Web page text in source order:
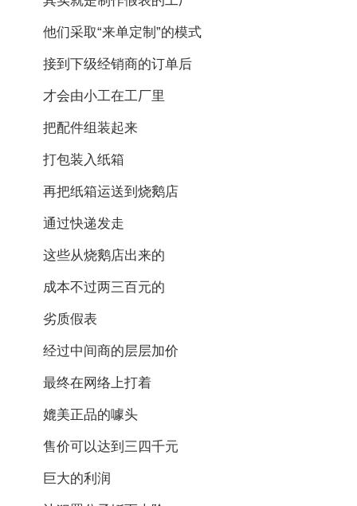
他们采取“来单定制”的模式
接到下级经销商的订单后
才会由小工在工厂里
把配件组装起来
打包装入纸箱
再把纸箱运送到烧鹅店
通过快递发走
这些从烧鹅店出来的
成本不过两三百元的
劣质假表
经过中间商的层层加价
最终在网络上打着
媲美正品的噱头
售价可以达到三四千元
巨大的利润